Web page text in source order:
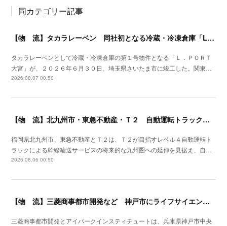
同カテゴリー記事
【物 流】タカラレーベン 同社初となる冷蔵・冷凍倉庫「L.PORT大宮」竣工
タカラレーベンとして冷蔵・冷凍倉庫の第１号物件となる「Ｌ．ＰＯＲＴ
大宮」が、２０２６年６月３０日、埼玉県さいたま市に竣工した。関東…
2026.08.07 00:50
【物 流】北九州市・東急不動産・Ｔ２ 自動運転トラック拠点整備に向け官民連携
福岡県北九州市、東急不動産とＴ２は、Ｔ２が目指すレベル４自動運転ト
ラックによる幹線輸送サービスの将来的な九州圏への延伸を見据え、自…
2026.08.06 00:50
【物 流】三菱商事都市開発など 神戸市にライフサイエンス研究開発施設を着工
三菱商事都市開発とアイパークインスティチュートは、兵庫県神戸市中央